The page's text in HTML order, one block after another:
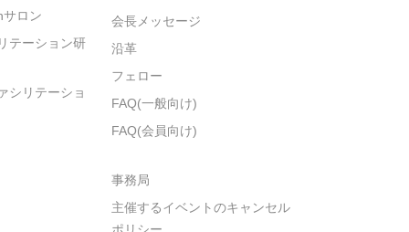
ロン
テーション研
シリテーショ
会長メッセージ
沿革
フェロー
FAQ(一般向け)
FAQ(会員向け)
事務局
主催するイベントのキャンセル